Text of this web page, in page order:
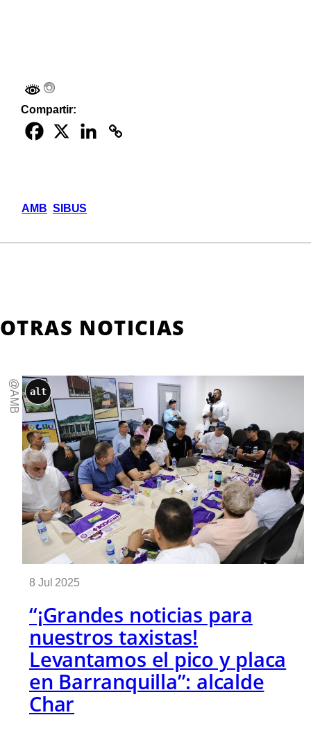
Compartir:
AMB SIBUS
OTRAS NOTICIAS
@AMB alt
8 Jul 2025
“¡Grandes noticias para
nuestros taxistas!
Levantamos el pico y placa
en Barranquilla”: alcalde
Char